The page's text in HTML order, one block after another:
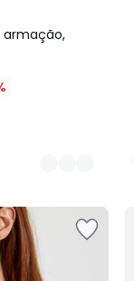
armação,